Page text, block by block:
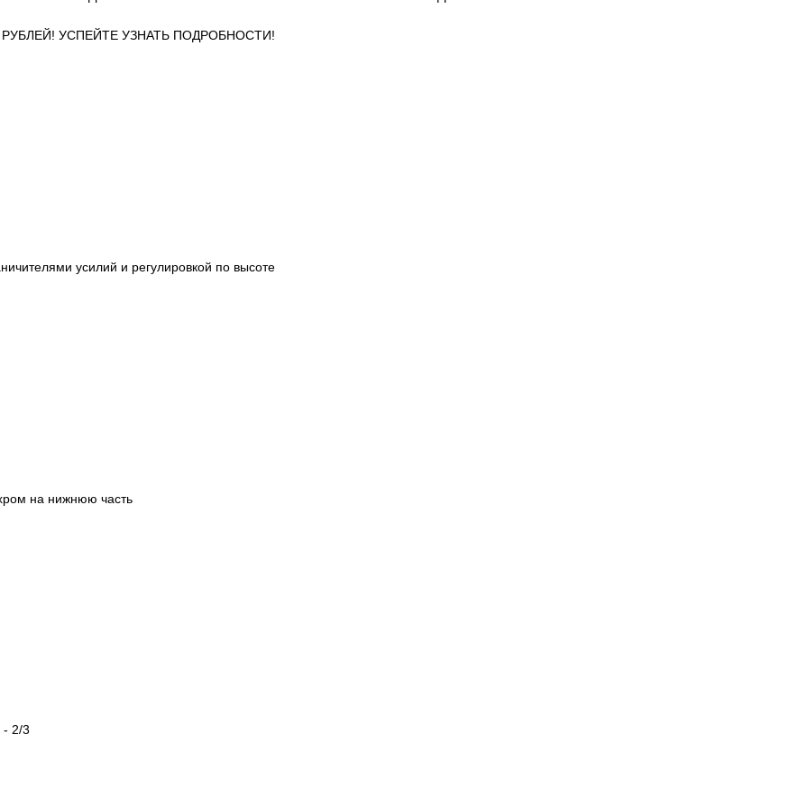
УСПЕЙТЕ УЗНАТЬ ПОДРОБНОСТИ!
усилий и регулировкой по высоте
на нижнюю часть
- 2/3